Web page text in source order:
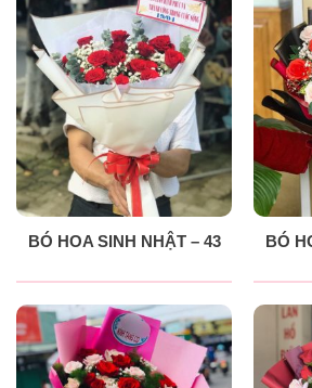
BÓ HOA SINH NHẬT – 43 BÓ